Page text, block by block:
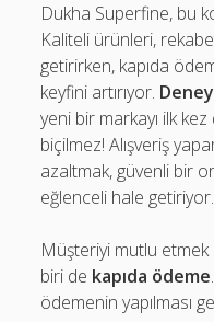
Dukha Superfine, bu
Kaliteli ürünleri,
getirirken, kapıda
keyfini artırıyor.
yeni bir markayı ilk
biçilmez! Alışveriş
azaltmak, güvenli bir
eğlenceli hale getiriyor.
Müşteriyi mutlu
biri de kapıda ödeme
ödemenin yapılması